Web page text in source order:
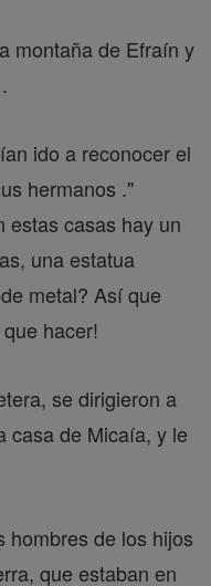
montaña de Efraín y
ido a reconocer el
hermanos ."
estas casas hay un
una estatua
metal? Así que
hacer!
se dirigieron a
casa de Micaía, y le
hombres de los hijos
que estaban en